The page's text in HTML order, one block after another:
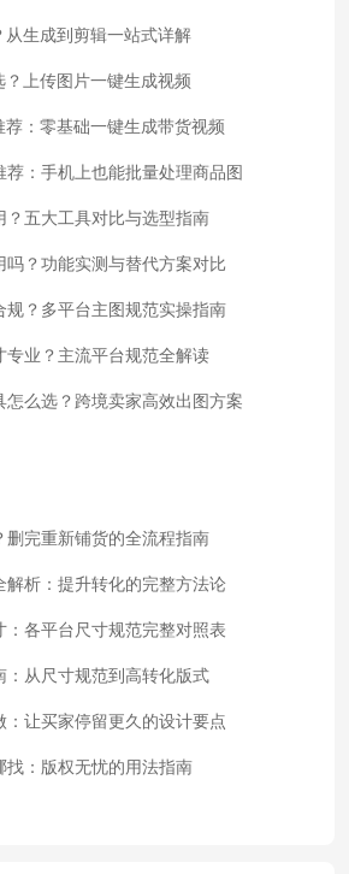
生成到剪辑一站式详解
上传图片一键生成视频
：零基础一键生成带货视频
荐：手机上也能批量处理商品图
？五大工具对比与选型指南
吗？功能实测与替代方案对比
规？多平台主图规范实操指南
专业？主流平台规范全解读
怎么选？跨境卖家高效出图方案
删完重新铺货的全流程指南
解析：提升转化的完整方法论
各平台尺寸规范完整对照表
：从尺寸规范到高转化版式
让买家停留更久的设计要点
找：版权无忧的用法指南